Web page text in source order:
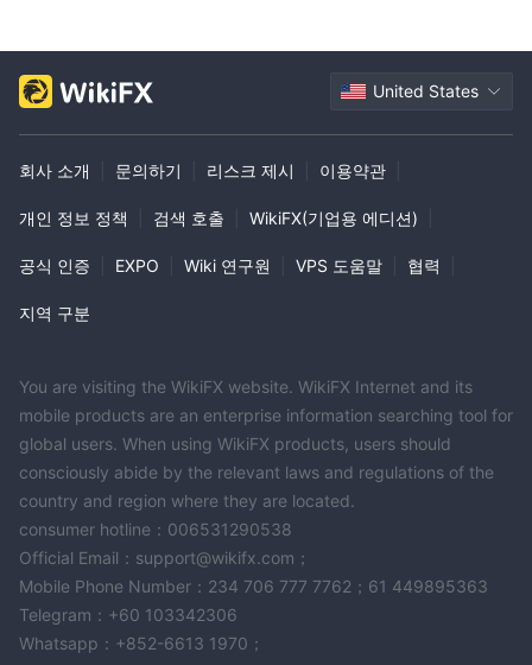
중하며, 전문가 팀은 문제 해결에 도움을 줄 것입니다.
고객은 아래 제공된 정보를 사용하여 고객 서비스 라인에 연락할 수
있습니다:
Email: Support@oinvest.com, Docs@oinvest.com,
Oinvest는 인기있는 MT4 플랫폼을 사용하여 유연한 레버리지와 같
은 다양한 시장 기구 및 매력적인 거래 조건을 갖춘 온라인 거래 플
랫폼으로 나타납니다. 그러나 합법적인 외환 라이센스가 없고 사기
및 인출 문제에 대한 보고서가 있어 신뢰성과 신뢰성에 대한 중요한
우려를 제기합니다. 웹 사이트에 대한 접근 문제는 이러한 우려를 더
욱 증폭시킵니다.
자주 묻는 질문 (FAQs) 위험 경고
온라인 거래는 상당한 위험을 수반하며 투자한 자본을 모두 잃을 수
있습니다. 모든 거래자나 투자자에게 적합한 것은 아닙니다. 위험 요
United States
회사 소개 문의하기 리스크 제시 이용약관
개인 정보 정책 검색 호출 WikiFX(기업용 에디션)
공식 인증 EXPO Wiki 연구원 VPS 도움말 협력
지역 구분
You are visiting the WikiFX website. WikiFX Internet and its
mobile products are an enterprise information searching tool for
global users. When using WikiFX products, users should
consciously abide by the relevant laws and regulations of the
country and region where they are located.
consumer hotline：006531290538
Official Email：support@wikifx.com；
Mobile Phone Number：234 706 777 7762；61 449895363
Telegram：+60 103342306
Whatsapp：+852-6613 1970；